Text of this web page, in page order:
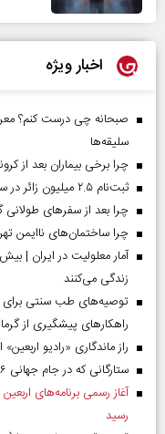
اخبار ویژه
سلیقه‌ها
چرا برخی بیماران بعد از
ثبت‌نام ۲.۵ میلیون زائر در سماح | عبور ۱.۷ میلیون نفر از مرز‌های اربعین
چرا بعد از سفرهای
چرا ساختمان‌های ناایمن
زندگی می‌کنند
توصیه‌های طب سنتی برای
راهکارهای پیشگیری از
راز ماندگاری «رادیو
ستارگانی که در جام جهانی ۲۰۲۶ بازی نکردند
رسید